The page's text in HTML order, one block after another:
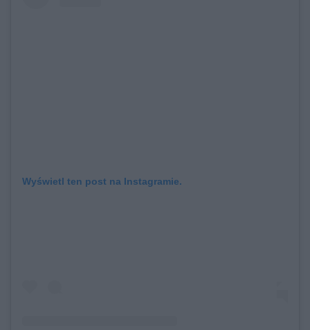
Wyświetl ten post na Instagramie.